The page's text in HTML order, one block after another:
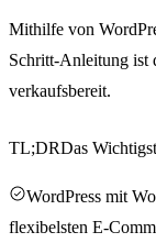
Mithilfe von
Schritt-Anleitung ist
verkaufsbereit.
TL;DRDas
WordPress mit
flexibelsten E-